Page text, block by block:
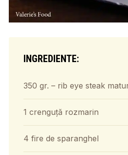
INGREDIENTE:
350 gr. – rib eye steak
1 crenguță rozmarin
4 fire de sparanghel